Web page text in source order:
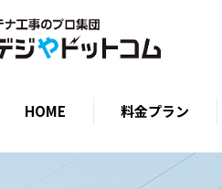
HOME 料金プラン